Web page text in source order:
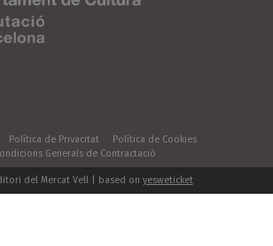
Política de Privacitat
Política de Cookies
Generals de Contractació
del Mercat Vell | based on yesweticket